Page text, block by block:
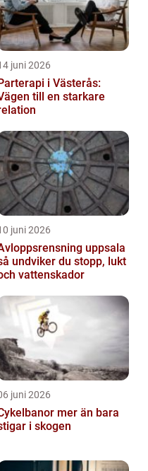
juni 2026
i Västerås:
till en starkare
juni 2026
uppsala
undviker du stopp, lukt
vattenskador
juni 2026
mer än bara
i skogen